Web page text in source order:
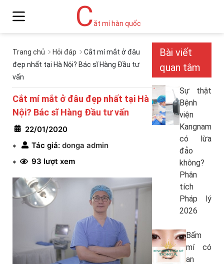
Cắt mí hàn quốc
Trang chủ Hỏi đáp
Cắt mí mắt ở đâu
đẹp nhất tại Hà Nội? Bác sĩ Hàng Đầu tư
vấn
Cắt mí mắt ở đâu đẹp nhất tại Hà
Nội? Bác sĩ Hàng Đầu tư vấn
22/01/2020
*
Tác giả: donga admin
*
93 lượt xem
Bài viết
quan tâm
Sự thật
Bệnh
viện
Kangnam
có lừa
đảo
không?
Phân
tích
Pháp lý
2026
Bấm
mí có
an